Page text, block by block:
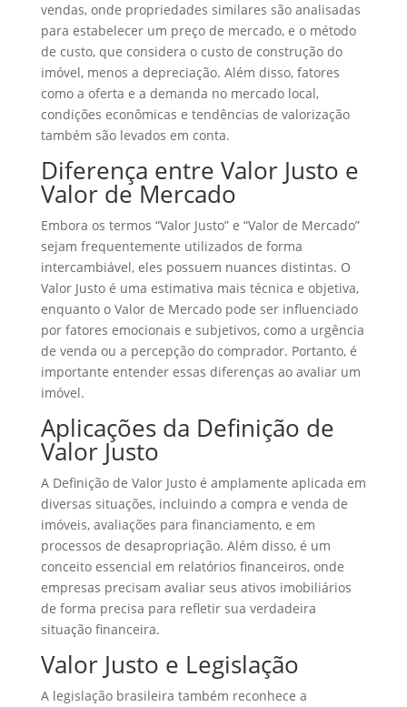
vendas, onde propriedades similares são analisadas
para estabelecer um preço de mercado, e o método
de custo, que considera o custo de construção do
imóvel, menos a depreciação. Além disso, fatores
como a oferta e a demanda no mercado local,
condições econômicas e tendências de valorização
também são levados em conta.
Diferença entre Valor Justo e
Valor de Mercado
Embora os termos “Valor Justo” e “Valor de Mercado”
sejam frequentemente utilizados de forma
intercambiável, eles possuem nuances distintas. O
Valor Justo é uma estimativa mais técnica e objetiva,
enquanto o Valor de Mercado pode ser influenciado
por fatores emocionais e subjetivos, como a urgência
de venda ou a percepção do comprador. Portanto, é
importante entender essas diferenças ao avaliar um
imóvel.
Aplicações da Definição de
Valor Justo
A Definição de Valor Justo é amplamente aplicada em
diversas situações, incluindo a compra e venda de
imóveis, avaliações para financiamento, e em
processos de desapropriação. Além disso, é um
conceito essencial em relatórios financeiros, onde
empresas precisam avaliar seus ativos imobiliários
de forma precisa para refletir sua verdadeira
situação financeira.
Valor Justo e Legislação
A legislação brasileira também reconhece a